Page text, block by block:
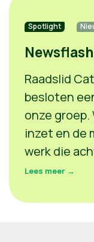
Spotlight
Newsflash
Raadslid
besloten
onze groep.
inzet en de
werk die
Lees meer →